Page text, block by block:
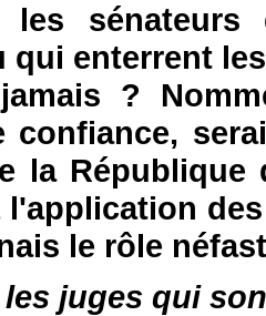
les
qui enterrent
?
confiance,
la
l'application
le rôle
juges qui